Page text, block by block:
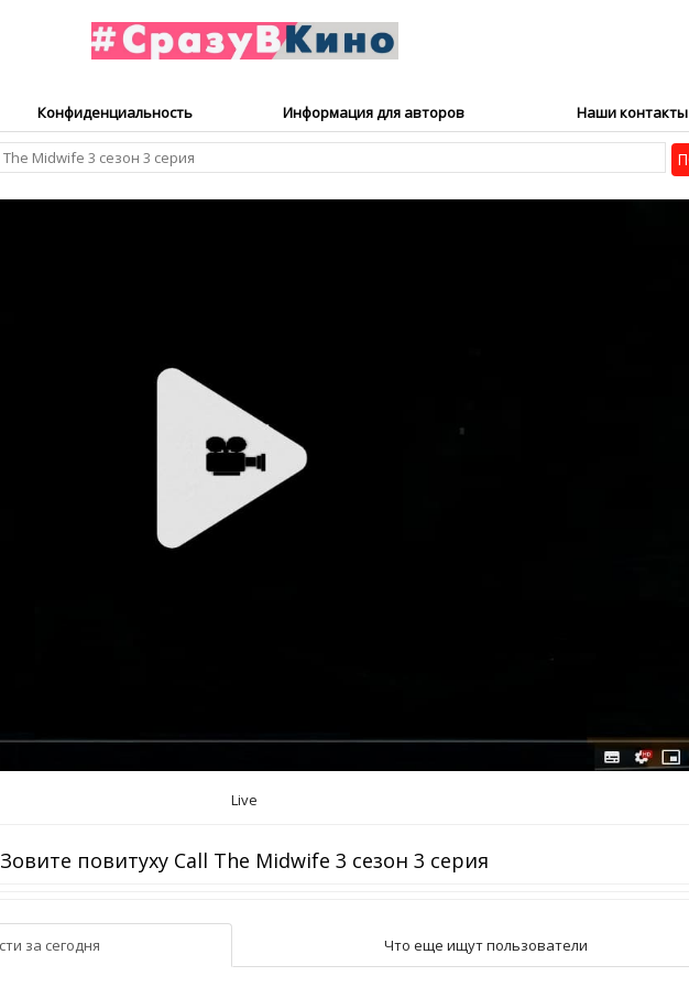
Конфиденциальность Информация для авторов Наши контакты
Live
Зовите повитуху Call The Midwife 3 сезон 3 серия
за сегодня Что еще ищут пользователи